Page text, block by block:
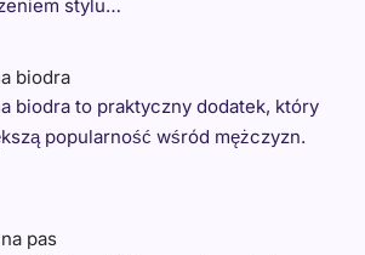
stylu…
biodra
biodra to praktyczny dodatek, który
popularność wśród mężczyzn.
pas